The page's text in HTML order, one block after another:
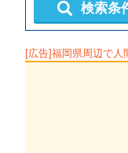
検索条
[広告]福岡県周辺で人